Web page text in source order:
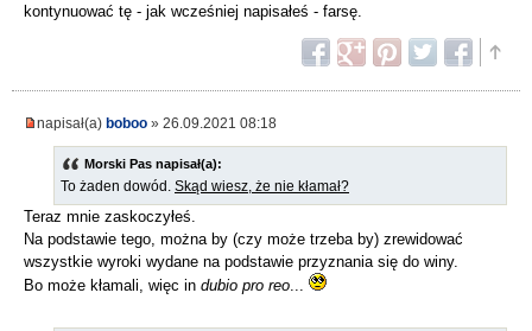
kontynuować tę - jak wcześniej napisałeś - farsę.
napisał(a) boboo » 26.09.2021 08:18
Morski Pas napisał(a):
To żaden dowód. Skąd wiesz, że nie kłamał?
Teraz mnie zaskoczyłeś.
Na podstawie tego, można by (czy może trzeba by) zrewidować
wszystkie wyroki wydane na podstawie przyznania się do winy.
Bo może kłamali, więc in dubio pro reo...